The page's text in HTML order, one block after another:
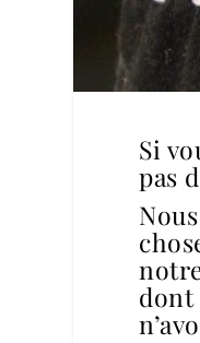
Si
pas
dont